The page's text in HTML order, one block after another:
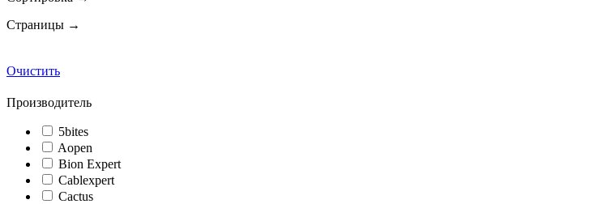
Страницы →
Очистить
Производитель
5bites
Aopen
Bion Expert
Cablexpert
Cactus